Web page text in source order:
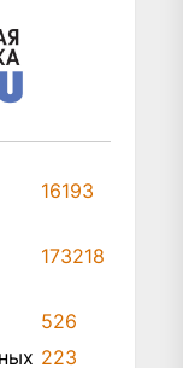
16193
173218
526
223